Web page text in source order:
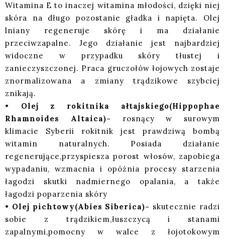
Witamina E to inaczej witamina młodości, dzięki niej
skóra na długo pozostanie gładka i napięta. Olej
lniany regeneruje skórę i ma działanie
przeciwzapalne. Jego działanie jest najbardziej
widoczne w przypadku skóry tłustej i
zanieczyszczonej. Praca gruczołów łojowych zostaje
znormalizowana a zmiany trądzikowe szybciej
znikają.
• Olej z rokitnika ałtajskiego(Hippophae
Rhamnoides Altaica)- rosnący w surowym
klimacie Syberii rokitnik jest prawdziwą bombą
witamin naturalnych. Posiada działanie
regenerujące,przyspiesza porost włosów, zapobiega
wypadaniu, wzmacnia i opóźnia procesy starzenia
łagodzi skutki nadmiernego opalania, a także
łagodzi poparzenia skóry
• Olej pichtowy(Abies Siberica)- skutecznie radzi
sobie z trądzikiem,łuszczycą i stanami
zapalnymi,pomocny w walce z łojotokowym